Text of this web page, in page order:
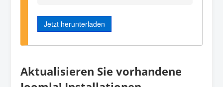
Jetzt herunterladen
Aktualisieren Sie vorhandene